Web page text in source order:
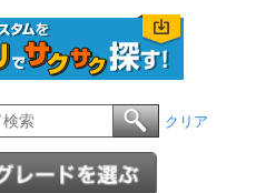
クリア